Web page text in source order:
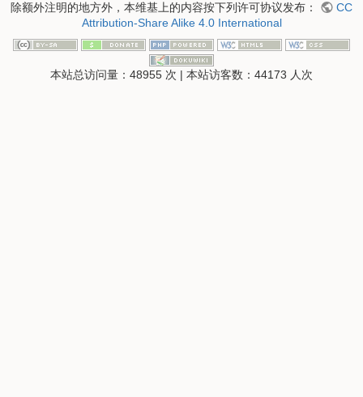
除额外注明的地方外，本维基上的内容按下列许可协议发布：
CC
Attribution-Share Alike 4.0 International
本站总访问量： 48955 次 | 本站访客数： 44173 人次